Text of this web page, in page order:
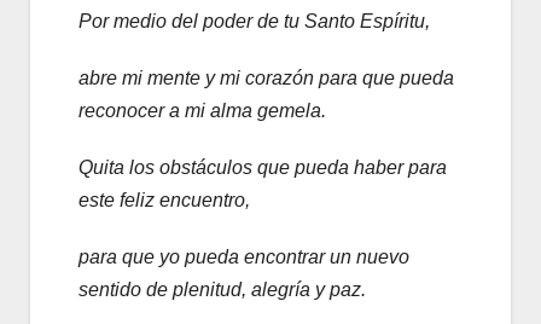
Por medio del poder de tu Santo Espíritu,
abre mi mente y mi corazón para que pueda
reconocer a mi alma gemela.
Quita los obstáculos que pueda haber para
este feliz encuentro,
para que yo pueda encontrar un nuevo
sentido de plenitud, alegría y paz.